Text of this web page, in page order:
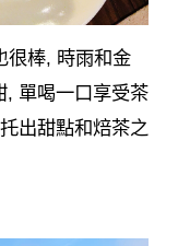
很棒, 時雨和金
, 單喝一口享受茶
出甜點和焙茶之